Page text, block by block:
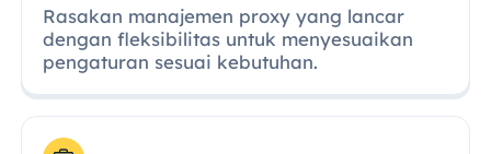
Rasakan manajemen proxy yang lancar
dengan fleksibilitas untuk menyesuaikan
pengaturan sesuai kebutuhan.